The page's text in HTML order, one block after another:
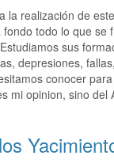
la realización de
todo lo que se
sus
depresiones,
conocer
mi opinion, sino del